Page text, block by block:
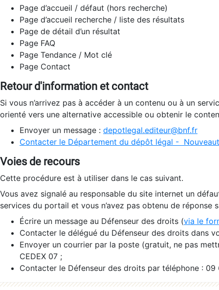
Page d’accueil / défaut (hors recherche)
Page d’accueil recherche / liste des résultats
Page de détail d’un résultat
Page FAQ
Page Tendance / Mot clé
Page Contact
Retour d'information et contact
Si vous n’arrivez pas à accéder à un contenu ou à un
orienté vers une alternative accessible ou obtenir le
Envoyer un message : depotlegal.editeur@bnf.fr
Contacter le Département du dépôt légal -
Voies de recours
Cette procédure est à utiliser dans le cas suivant.
Vous avez signalé au responsable du site internet un
services du portail et vous n’avez pas obtenu de réponse
Écrire un message au Défenseur des droits (via le
Contacter le délégué du Défenseur des droits dans
Envoyer un courrier par la poste (gratuit, ne pas
CEDEX 07 ;
Contacter le Défenseur des droits par téléphone :